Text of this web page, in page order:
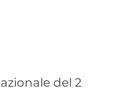
del 2